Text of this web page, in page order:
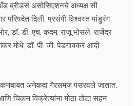
अँड ब्रीडर्स असोसिएशनचे अध्यक्ष सी.
परिषदेत दिली. प्रसंगी विश्वस्त पांडुरंग
डॉ. डी. एच. कदम, राजू भोसले, राजेंद्र
मोधे, डॉ. पी. जी. पेडगावकर आदी
अनेकदा गैरसमज पसरवले जातात.
चिकन विक्रेत्यांना मोठा तोटा सहन